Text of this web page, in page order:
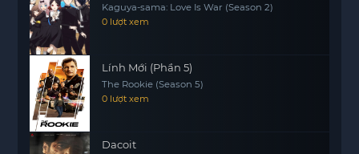
Kaguya-sama: Love Is War (Season 2)
0 lượt xem
Lính Mới (Phần 5)
The Rookie (Season 5)
0 lượt xem
Dacoit